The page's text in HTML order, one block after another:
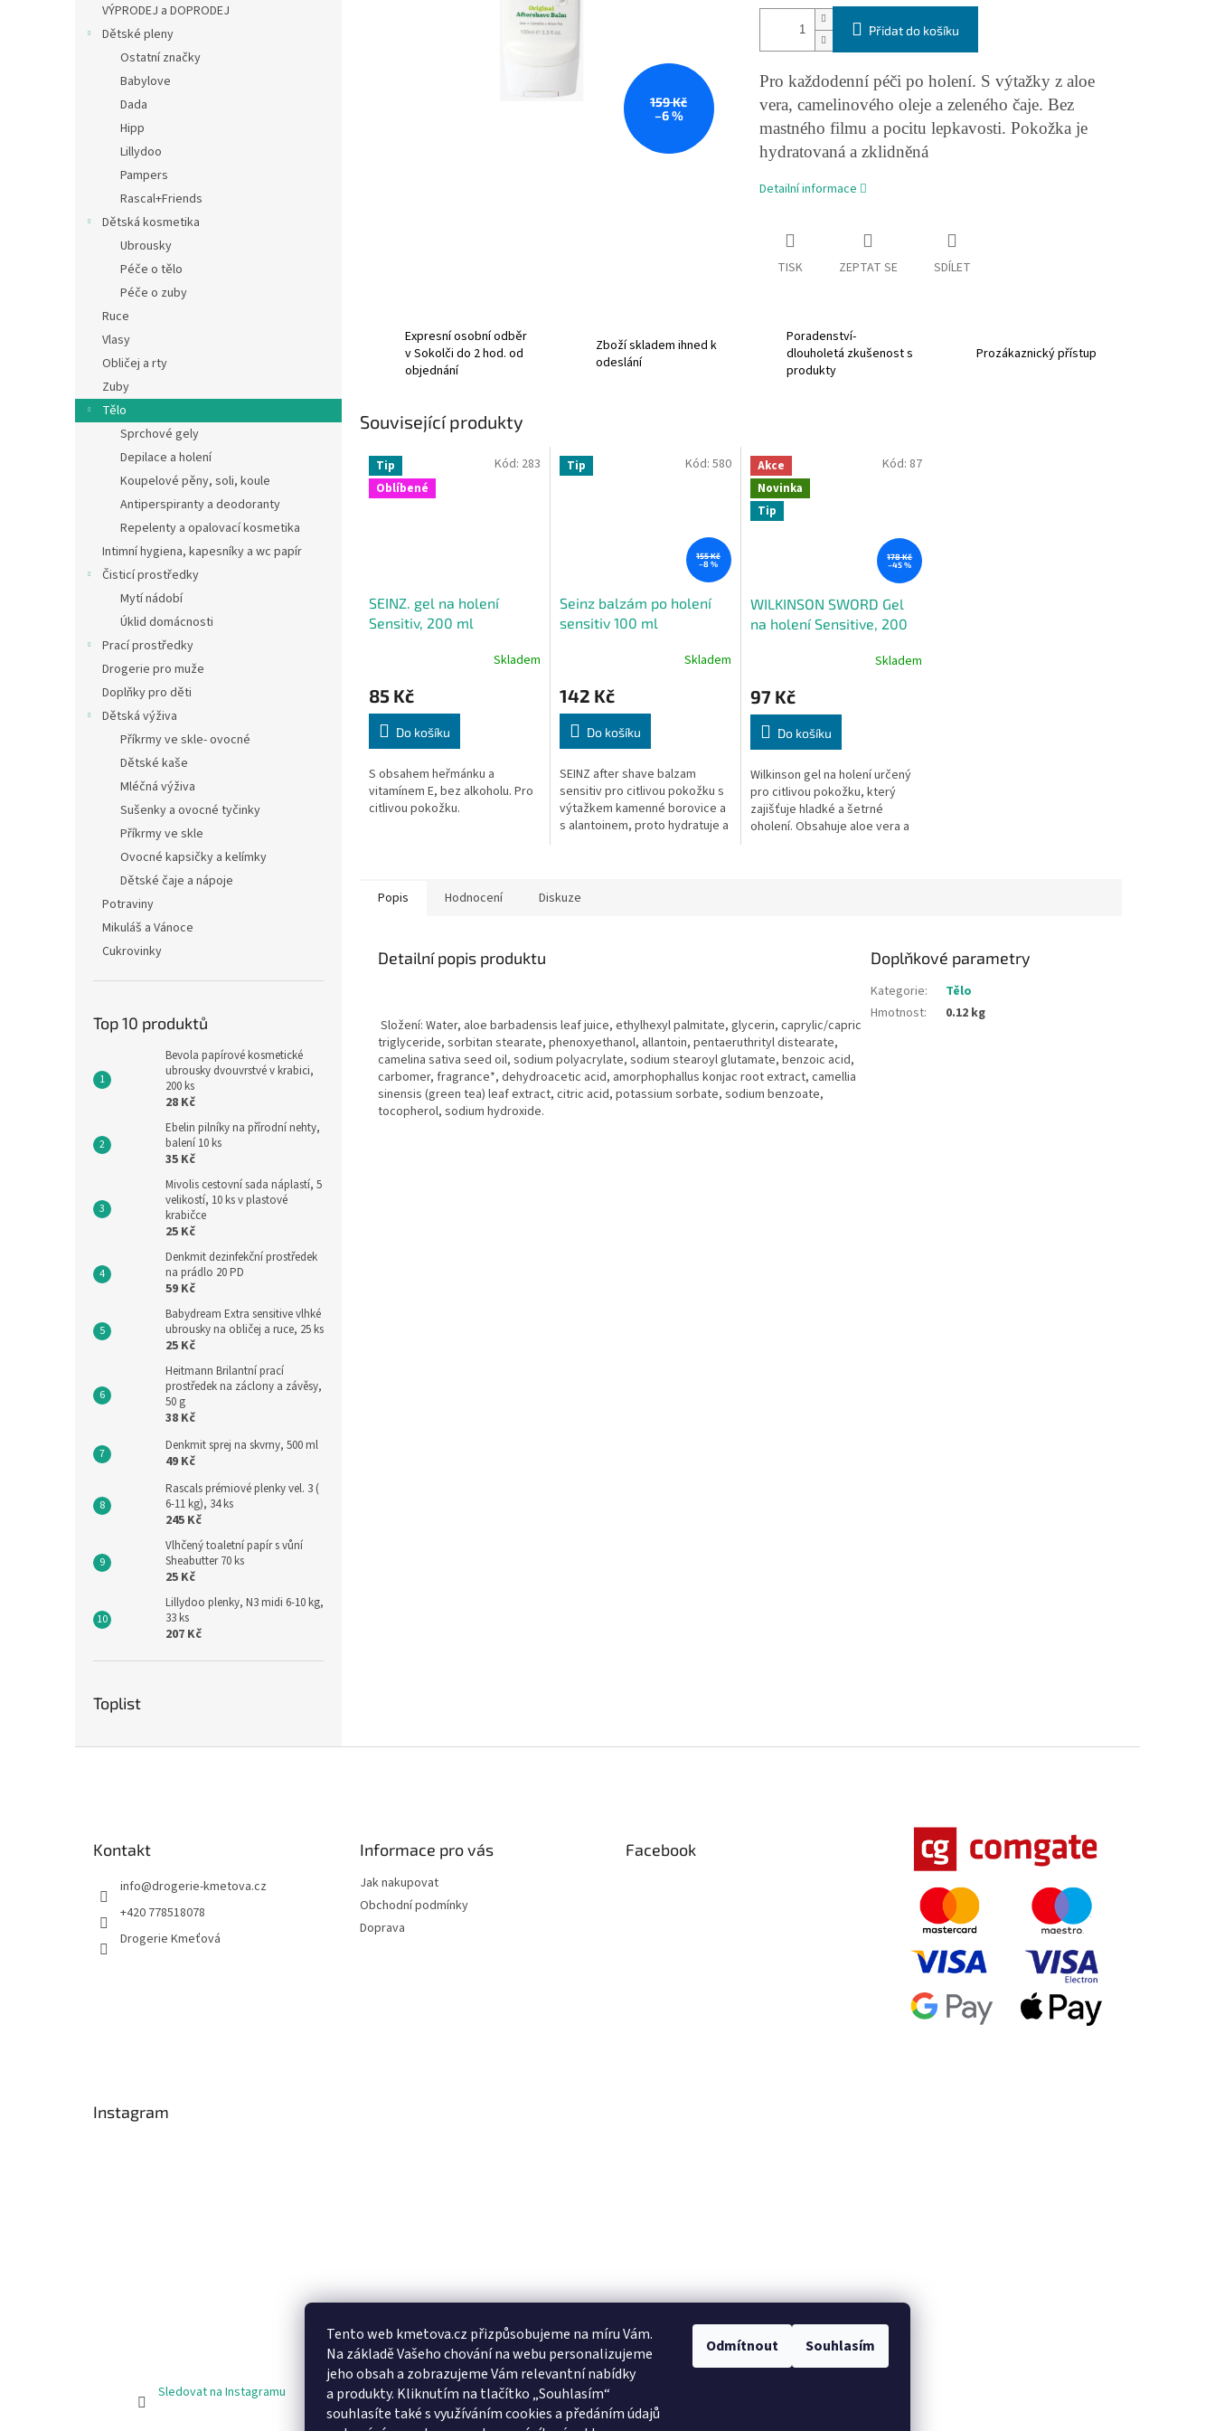
Tento web kmetova.cz přizpůsobujeme na míru Vám.
Na základě Vašeho chování na webu personalizujeme
jeho obsah a zobrazujeme Vám relevantní nabídky
a produkty. Kliknutím na tlačítko „Souhlasím“
souhlasíte také s využíváním cookies a předáním údajů
Odmítnout Souhlasím
VÝPRODEJ a DOPRODEJ
Dětské pleny
Ostatní značky
Babylove
Dada
Hipp
Lillydoo
Pampers
Rascal+Friends
Dětská kosmetika
Ubrousky
Péče o tělo
Péče o zuby
Ruce
Vlasy
Obličej a rty
Zuby
Tělo
Sprchové gely
Depilace a holení
Koupelové pěny, soli, koule
Antiperspiranty a deodoranty
Repelenty a opalovací kosmetika
Intimní hygiena, kapesníky a wc papír
Čisticí prostředky
Mytí nádobí
Úklid domácnosti
Prací prostředky
Drogerie pro muže
Doplňky pro děti
Dětská výživa
Příkrmy ve skle- ovocné
Dětské kaše
Mléčná výživa
Sušenky a ovocné tyčinky
Příkrmy ve skle
Ovocné kapsičky a kelímky
Dětské čaje a nápoje
Potraviny
Mikuláš a Vánoce
Cukrovinky
Top 10 produktů
Bevola papírové kosmetické
ubrousky dvouvrstvé v krabici,
200 ks
28 Kč
Ebelin pilníky na přírodní nehty,
balení 10 ks
35 Kč
Mivolis cestovní sada náplastí, 5
velikostí, 10 ks v plastové
krabičce
25 Kč
Denkmit dezinfekční prostředek
na prádlo 20 PD
59 Kč
Babydream Extra sensitive vlhké
ubrousky na obličej a ruce, 25 ks
25 Kč
Heitmann Brilantní prací
prostředek na záclony a závěsy,
50 g
38 Kč
Denkmit sprej na skvrny, 500 ml
49 Kč
Rascals prémiové plenky vel. 3 (
6-11 kg), 34 ks
245 Kč
Vlhčený toaletní papír s vůní
Sheabutter 70 ks
25 Kč
Lillydoo plenky, N3 midi 6-10 kg,
33 ks
207 Kč
Toplist
159 Kč
–6 %
Přidat do košíku
Pro každodenní péči po holení. S výtažky z aloe
vera, camelinového oleje a zeleného čaje. Bez
mastného filmu a pocitu lepkavosti. Pokožka je
hydratovaná a zklidněná
Detailní informace
TISK ZEPTAT SE SDÍLET
Expresní osobní odběr
v Sokolči do 2 hod. od
objednání
Zboží skladem ihned k
odeslání
Poradenství-
dlouholetá zkušenost s
produkty
Prozákaznický přístup
Související produkty
Tip
Oblíbené
SEINZ. gel na holení
Sensitiv, 200 ml
Skladem
85 Kč
Do košíku
S obsahem heřmánku a
vitamínem E, bez alkoholu. Pro
citlivou pokožku.
Kód: 283 Tip
155 Kč
–8 %
Seinz balzám po holení
sensitiv 100 ml
Skladem
142 Kč
Do košíku
SEINZ after shave balzam
sensitiv pro citlivou pokožku s
výtažkem kamenné borovice a
s alantoinem, proto hydratuje a
Kód: 580
Akce
Novinka
Tip
178 Kč
–45 %
WILKINSON SWORD Gel
na holení Sensitive, 200
Skladem
97 Kč
Do košíku
Wilkinson gel na holení určený
pro citlivou pokožku, který
zajišťuje hladké a šetrné
oholení. Obsahuje aloe vera a
Kód: 87
Popis Hodnocení Diskuze
Detailní popis produktu
Složení: Water, aloe barbadensis leaf juice, ethylhexyl palmitate, glycerin, caprylic/capric
triglyceride, sorbitan stearate, phenoxyethanol, allantoin, pentaeruthrityl distearate,
camelina sativa seed oil, sodium polyacrylate, sodium stearoyl glutamate, benzoic acid,
carbomer, fragrance*, dehydroacetic acid, amorphophallus konjac root extract, camellia
sinensis (green tea) leaf extract, citric acid, potassium sorbate, sodium benzoate,
tocopherol, sodium hydroxide.
Doplňkové parametry
Kategorie:
Tělo
Hmotnost: 0.12 kg
Kontakt
info@drogerie-kmetova.cz
+420 778518078
Drogerie Kmeťová
Informace pro vás
Jak nakupovat
Obchodní podmínky
Doprava
Facebook
Instagram
Sledovat na Instagramu